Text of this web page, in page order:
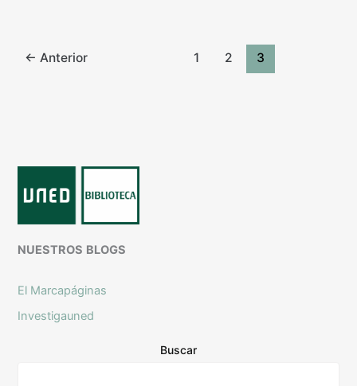
← Anterior 1 2 3
NUESTROS BLOGS
El Marcapáginas
Investigauned
Buscar